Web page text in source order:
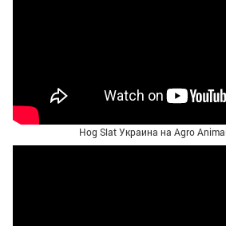
Hog Slat Украина на Agro